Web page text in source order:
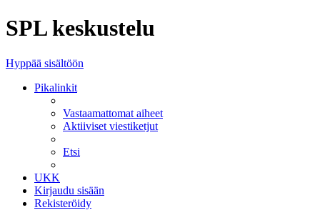
SPL keskustelu
Hyppää sisältöön
Pikalinkit
Vastaamattomat aiheet
Aktiiviset viestiketjut
Etsi
UKK
Kirjaudu sisään
Rekisteröidy